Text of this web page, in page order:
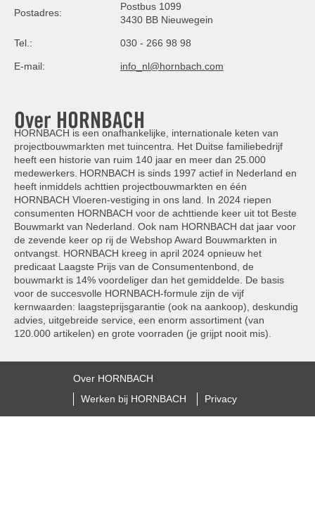
Postadres:
Postbus 1099
3430 BB Nieuwegein
Tel.: 030 - 266 98 98
E-mail: info_nl@hornbach.com
Over HORNBACH
HORNBACH is een onafhankelijke, internationale keten van
projectbouwmarkten met tuincentra. Het Duitse familiebedrijf
heeft een historie van ruim 140 jaar en meer dan 25.000
medewerkers. HORNBACH is sinds 1997 actief in Nederland en
heeft inmiddels achttien projectbouwmarkten en één
HORNBACH Vloeren-vestiging in ons land. In 2024 riepen
consumenten HORNBACH voor de achttiende keer uit tot Beste
Bouwmarkt van Nederland. Ook nam HORNBACH dat jaar voor
de zevende keer op rij de Webshop Award Bouwmarkten in
ontvangst. HORNBACH kreeg in april 2024 opnieuw het
predicaat Laagste Prijs van de Consumentenbond, de
bouwmarkt is 14% voordeliger dan het gemiddelde. De basis
voor de succesvolle HORNBACH-formule zijn de vijf
kernwaarden: laagsteprijsgarantie (ook na aankoop), deskundig
advies, uitgebreide service, een enorm assortiment (van
120.000 artikelen) en grote voorraden (je grijpt nooit mis).
Over HORNBACH
Werken bij HORNBACH
Privacy